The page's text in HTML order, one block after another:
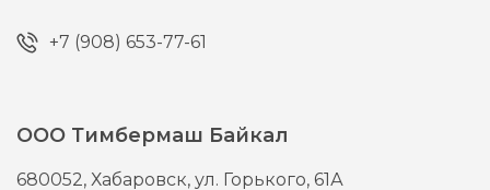
+7 (908) 653-77-61
ООО Тимбермаш Байкал
680052,Хабаровск,ул. Горького, 61А